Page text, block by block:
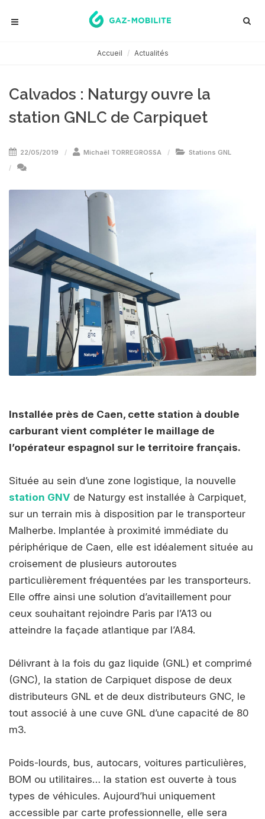
Accueil Actualités
Calvados : Naturgy ouvre la
station GNLC de Carpiquet
22/05/2019 Michaël TORREGROSSA Stations GNL
Installée près de Caen, cette station à double
carburant vient compléter le maillage de
l’opérateur espagnol sur le territoire français.
Située au sein d’une zone logistique, la nouvelle
station GNV de Naturgy est installée à Carpiquet,
sur un terrain mis à disposition par le transporteur
Malherbe. Implantée à proximité immédiate du
périphérique de Caen, elle est idéalement située au
croisement de plusieurs autoroutes
particulièrement fréquentées par les transporteurs.
Elle offre ainsi une solution d’avitaillement pour
ceux souhaitant rejoindre Paris par l’A13 ou
atteindre la façade atlantique par l’A84.
Délivrant à la fois du gaz liquide (GNL) et comprimé
(GNC), la station de Carpiquet dispose de deux
distributeurs GNL et de deux distributeurs GNC, le
tout associé à une cuve GNL d’une capacité de 80
m3.
Poids-lourds, bus, autocars, voitures particulières,
BOM ou utilitaires… la station est ouverte à tous
types de véhicules. Aujourd’hui uniquement
accessible par carte professionnelle, elle sera